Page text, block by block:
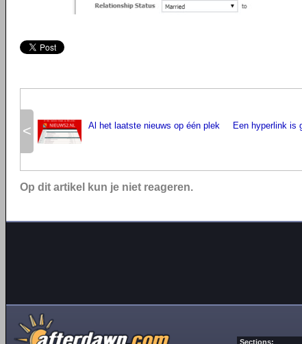
< Al het laatste nieuws op één plek
Een hyperlink is
Op dit artikel kun je niet reageren.
Sections: